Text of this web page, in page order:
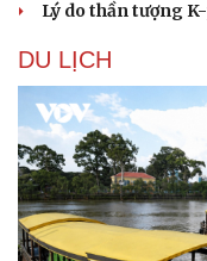
Lý do thần tượng
DU LỊCH